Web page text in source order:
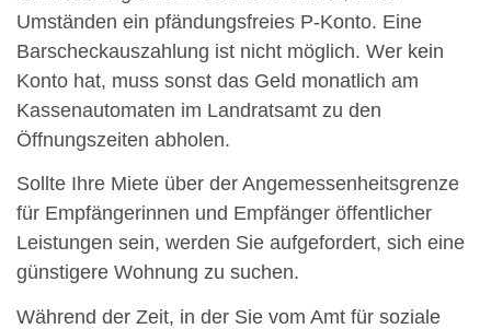
Umständen ein pfändungsfreies P-Konto. Eine
Barscheckauszahlung ist nicht möglich. Wer kein
Konto hat, muss sonst das Geld monatlich am
Kassenautomaten im Landratsamt zu den
Öffnungszeiten abholen.
Sollte Ihre Miete über der Angemessenheitsgrenze
für Empfängerinnen und Empfänger öffentlicher
Leistungen sein, werden Sie aufgefordert, sich eine
günstigere Wohnung zu suchen.
Während der Zeit, in der Sie vom Amt für soziale